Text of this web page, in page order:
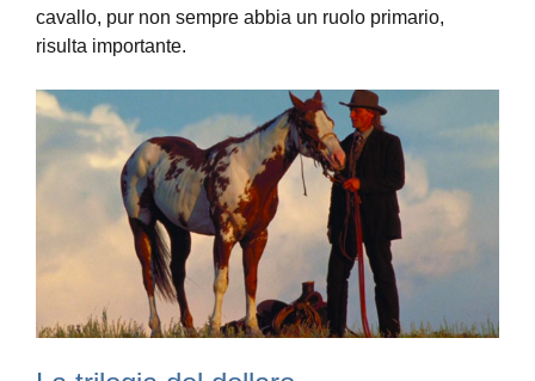
cavallo, pur non sempre abbia un ruolo primario,
risulta importante.